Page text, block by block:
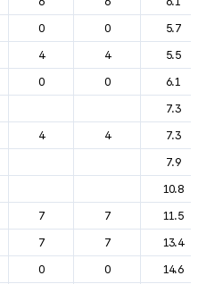
0 0
5.7
4 4
5.5
0 0
6.1
7.3
4 4
7.3
7.9
10.8
7 7
11.5
7 7
13.4
0 0
14.6